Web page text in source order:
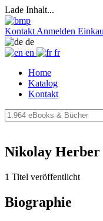
Lade Inhalt...
Kontakt Anmelden
de
en
fr
Home
Katalog
Kontakt
Nikolay Herber
1 Titel veröffentlicht
Biographie